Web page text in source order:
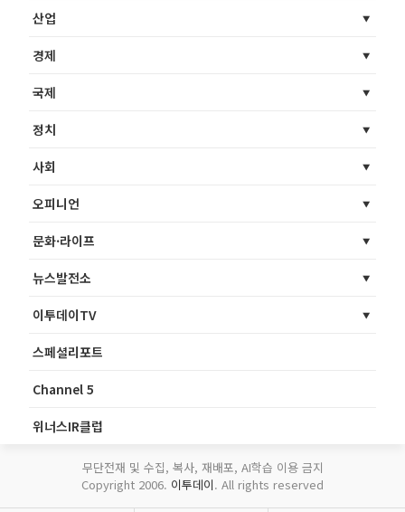
산업
경제
국제
정치
사회
오피니언
문화·라이프
뉴스발전소
이투데이TV
스페셜리포트
Channel 5
위너스IR클럽
무단전재 및 수집, 복사, 재배포, AI학습 이용 금지
Copyright 2006. 이투데이. All rights reserved